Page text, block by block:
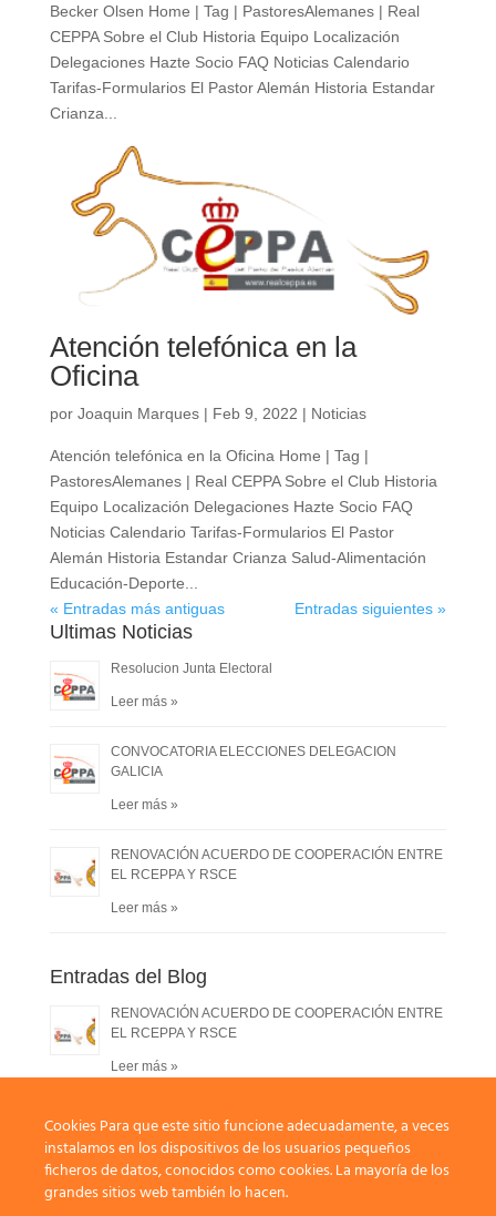
Becker Olsen Home | Tag | PastoresAlemanes | Real
CEPPA Sobre el Club Historia Equipo Localización
Delegaciones Hazte Socio FAQ Noticias Calendario
Tarifas-Formularios El Pastor Alemán Historia Estandar
Crianza...
Atención telefónica en la
Oficina
por Joaquin Marques| Feb 9, 2022 | Noticias
Atención telefónica en la Oficina Home | Tag |
PastoresAlemanes | Real CEPPA Sobre el Club Historia
Equipo Localización Delegaciones Hazte Socio FAQ
Noticias Calendario Tarifas-Formularios El Pastor
Alemán Historia Estandar Crianza Salud-Alimentación
Educación-Deporte...
« Entradas más antiguas
Entradas siguientes »
Ultimas Noticias
Resolucion Junta Electoral
Leer más »
CONVOCATORIA ELECCIONES DELEGACION
GALICIA
Leer más »
RENOVACIÓN ACUERDO DE COOPERACIÓN ENTRE
EL RCEPPA Y RSCE
Leer más »
Entradas del Blog
RENOVACIÓN ACUERDO DE COOPERACIÓN ENTRE
EL RCEPPA Y RSCE
Leer más »
Asamblea Extraordinaria del Club 21-12-2024
Recogida de Votos
Leer más »
Cookies Para que este sitio funcione adecuadamente, a veces
instalamos en los dispositivos de los usuarios pequeños
ficheros de datos, conocidos como cookies. La mayoría de los
grandes sitios web también lo hacen.